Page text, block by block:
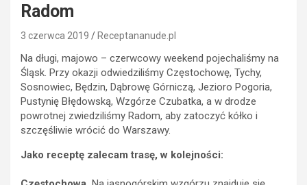
Radom
3 czerwca 2019 Receptananude.pl
Na długi, majowo – czerwcowy weekend pojechaliśmy na
Śląsk. Przy okazji odwiedziliśmy Częstochowę, Tychy,
Sosnowiec, Będzin, Dąbrowę Górniczą, Jezioro Pogoria,
Pustynię Błędowską, Wzgórze Czubatka, a w drodze
powrotnej zwiedziliśmy Radom, aby zatoczyć kółko i
szczęśliwie wrócić do Warszawy.
Jako receptę zalecam trasę, w kolejności: